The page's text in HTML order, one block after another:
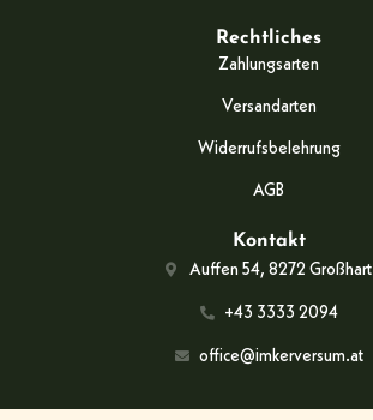
Rechtliches
Zahlungsarten
Versandarten
Widerrufsbelehrung
AGB
Kontakt
Auffen 54, 8272 Großhart
+43 3333 2094
office@imkerversum.at